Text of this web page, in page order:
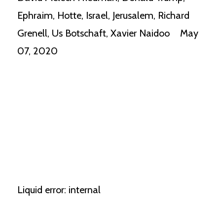
Ephraim Hotte Israel Jerusalem Richard
Grenell Us Botschaft Xavier Naidoo
May
07, 2020
Liquid error: internal